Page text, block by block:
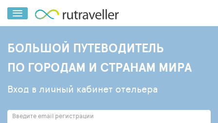
БОЛЬШОЙ ПУТЕВОДИТЕЛЬ
ПО ГОРОДАМ И СТРАНАМ МИРА
Вход в личный кабинет отельера
Введите email регистрации